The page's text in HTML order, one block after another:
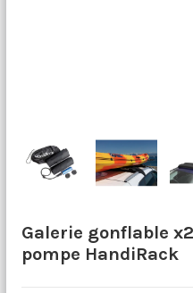
Galerie gonflable
pompe HandiRack